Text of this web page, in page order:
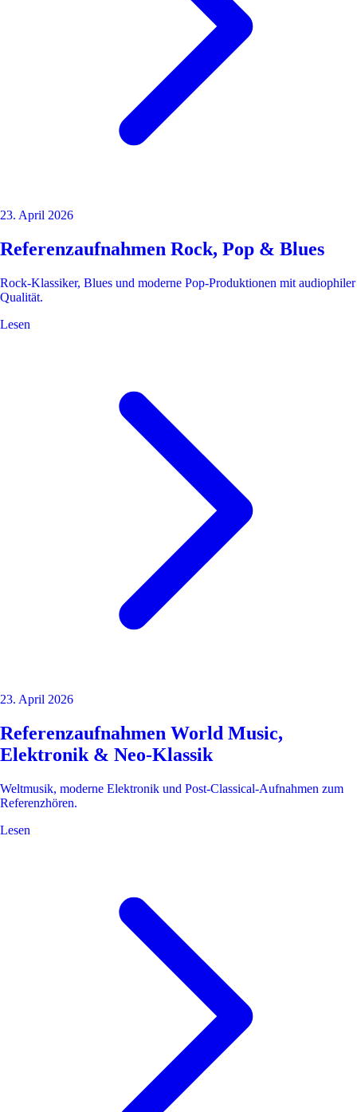
23. April 2026
Referenzaufnahmen Rock, Pop & Blues
Rock-Klassiker, Blues und moderne Pop-Produktionen mit audiophiler
Qualität.
Lesen
23. April 2026
Referenzaufnahmen World Music,
Elektronik & Neo-Klassik
Weltmusik, moderne Elektronik und Post-Classical-Aufnahmen zum
Referenzhören.
Lesen